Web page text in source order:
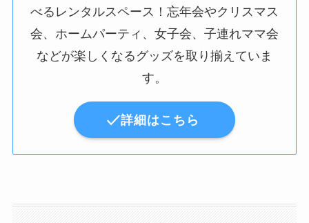
べるレンタルスペース！忘年会やクリスマス
会、ホームパーティ、女子会、子連れママ会
などが楽しくなるグッズを取り揃えていま
す。
詳細はこちら